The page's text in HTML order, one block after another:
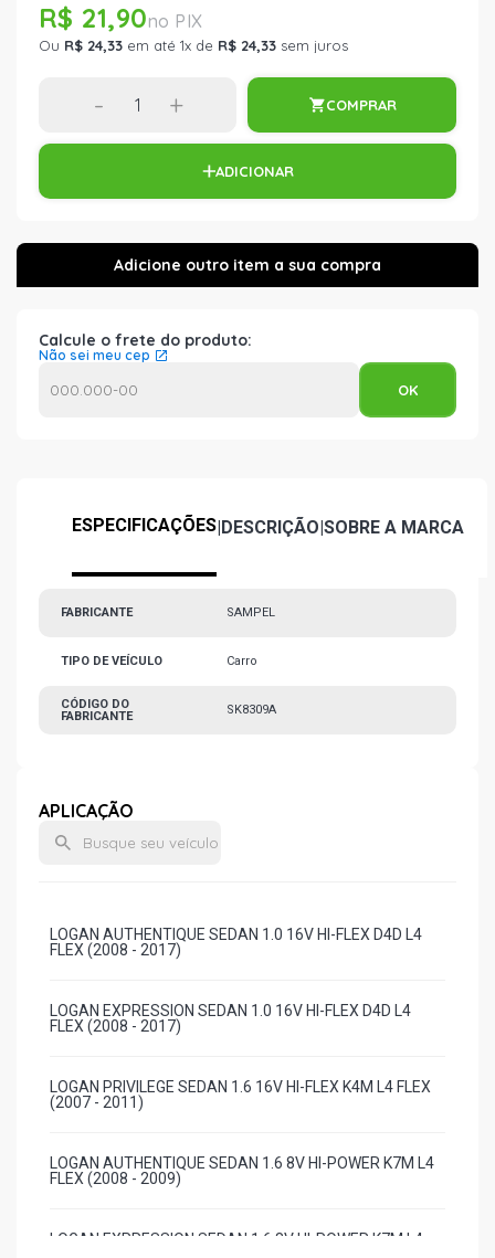
R$ 21,90
Ou R$ 24,33 em até 1x de R$ 24,33 sem juros
- + COMPRAR
ADICIONAR
Calcule o frete do produto:
Não sei meu cep
ESPECIFICAÇÕES|DESCRIÇÃO|SOBRE A MARCA
FABRICANTE SAMPEL
TIPO DE VEÍCULO Carro
CÓDIGO DO
FABRICANTE
SK8309A
APLICAÇÃO
LOGAN AUTHENTIQUE SEDAN 1.0 16V HI-FLEX D4D L4
FLEX (2008 - 2017)
LOGAN EXPRESSION SEDAN 1.0 16V HI-FLEX D4D L4
FLEX (2008 - 2017)
LOGAN PRIVILEGE SEDAN 1.6 16V HI-FLEX K4M L4 FLEX
(2007 - 2011)
LOGAN AUTHENTIQUE SEDAN 1.6 8V HI-POWER K7M L4
FLEX (2008 - 2009)
LOGAN EXPRESSION SEDAN 1.6 8V HI-POWER K7M L4